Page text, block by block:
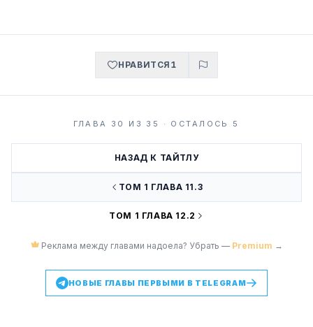
НРАВИТСЯ 1
ГЛАВА 30 ИЗ 35 · ОСТАЛОСЬ 5
НАЗАД К ТАЙТЛУ
ТОМ 1 ГЛАВА 11.3
ТОМ 1 ГЛАВА 12.2
Реклама между главами надоела? Убрать — Premium →
НОВЫЕ ГЛАВЫ ПЕРВЫМИ В TELEGRAM